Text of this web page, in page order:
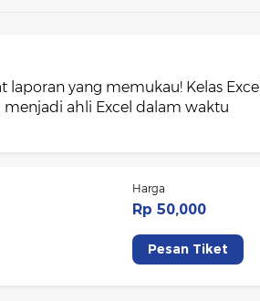
yang memukau! Kelas Excel
ahli Excel dalam waktu
Harga
Rp 50,000
Pesan Tiket